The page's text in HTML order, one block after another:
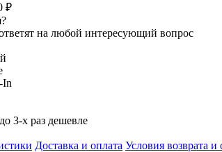
₽
на любой интересующий вопрос
In
3-х раз дешевле
Доставка и оплата Условия возврата и